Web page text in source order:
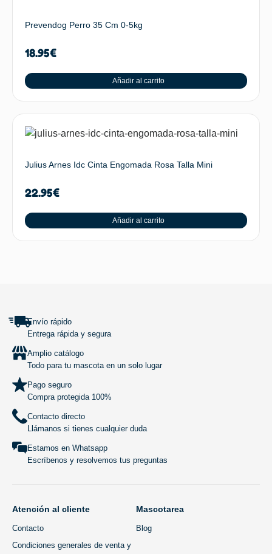
Prevendog Perro 35 Cm 0-5kg
18.95€
Añadir al carrito
Julius Arnes Idc Cinta Engomada Rosa Talla Mini
22.95€
Añadir al carrito
Envío rápido
Entrega rápida y segura
Amplio catálogo
Todo para tu mascota en un solo lugar
Pago seguro
Compra protegida 100%
Contacto directo
Llámanos si tienes cualquier duda
Estamos en Whatsapp
Escríbenos y resolvemos tus preguntas
Atención al cliente
Contacto
Condiciones generales de venta y
Mascotarea
Blog